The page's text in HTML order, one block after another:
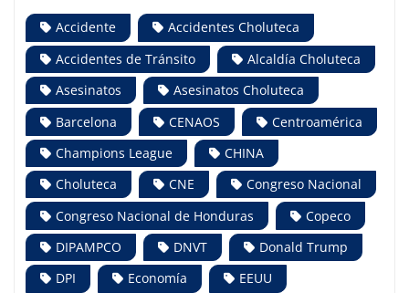
Accidente
Accidentes Choluteca
Accidentes de Tránsito
Alcaldía Choluteca
Asesinatos
Asesinatos Choluteca
Barcelona
CENAOS
Centroamérica
Champions League
CHINA
Choluteca
CNE
Congreso Nacional
Congreso Nacional de Honduras
Copeco
DIPAMPCO
DNVT
Donald Trump
DPI
Economía
EEUU